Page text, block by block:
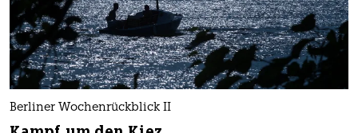
Berliner Wochenrückblick II